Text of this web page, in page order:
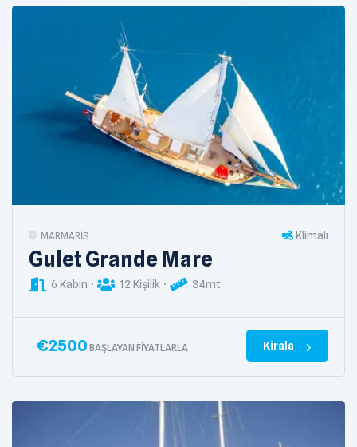
MARMARIS Klimalı
Gulet Grande Mare
6 Kabin 12 Kişilik 34mt
€2500 BAŞLAYAN FIYATLARLA Kirala